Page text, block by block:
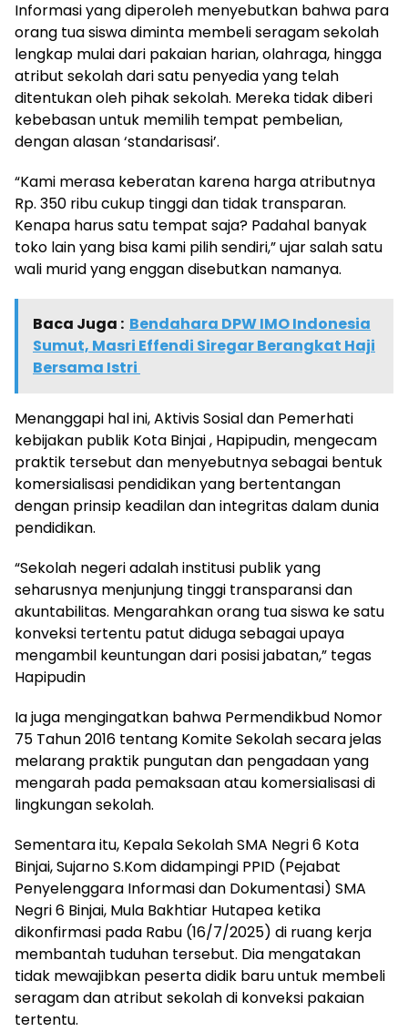
Informasi yang diperoleh menyebutkan bahwa para
orang tua siswa diminta membeli seragam sekolah
lengkap mulai dari pakaian harian, olahraga, hingga
atribut sekolah dari satu penyedia yang telah
ditentukan oleh pihak sekolah. Mereka tidak diberi
kebebasan untuk memilih tempat pembelian,
dengan alasan ‘standarisasi’.
“Kami merasa keberatan karena harga atributnya
Rp. 350 ribu cukup tinggi dan tidak transparan.
Kenapa harus satu tempat saja? Padahal banyak
toko lain yang bisa kami pilih sendiri,” ujar salah satu
wali murid yang enggan disebutkan namanya.
Baca Juga : Bendahara DPW IMO Indonesia
Sumut, Masri Effendi Siregar Berangkat Haji
Bersama Istri
Menanggapi hal ini, Aktivis Sosial dan Pemerhati
kebijakan publik Kota Binjai , Hapipudin, mengecam
praktik tersebut dan menyebutnya sebagai bentuk
komersialisasi pendidikan yang bertentangan
dengan prinsip keadilan dan integritas dalam dunia
pendidikan.
“Sekolah negeri adalah institusi publik yang
seharusnya menjunjung tinggi transparansi dan
akuntabilitas. Mengarahkan orang tua siswa ke satu
konveksi tertentu patut diduga sebagai upaya
mengambil keuntungan dari posisi jabatan,” tegas
Hapipudin
Ia juga mengingatkan bahwa Permendikbud Nomor
75 Tahun 2016 tentang Komite Sekolah secara jelas
melarang praktik pungutan dan pengadaan yang
mengarah pada pemaksaan atau komersialisasi di
lingkungan sekolah.
Sementara itu, Kepala Sekolah SMA Negri 6 Kota
Binjai, Sujarno S.Kom didampingi PPID (Pejabat
Penyelenggara Informasi dan Dokumentasi) SMA
Negri 6 Binjai, Mula Bakhtiar Hutapea ketika
dikonfirmasi pada Rabu (16/7/2025) di ruang kerja
membantah tuduhan tersebut. Dia mengatakan
tidak mewajibkan peserta didik baru untuk membeli
seragam dan atribut sekolah di konveksi pakaian
tertentu.